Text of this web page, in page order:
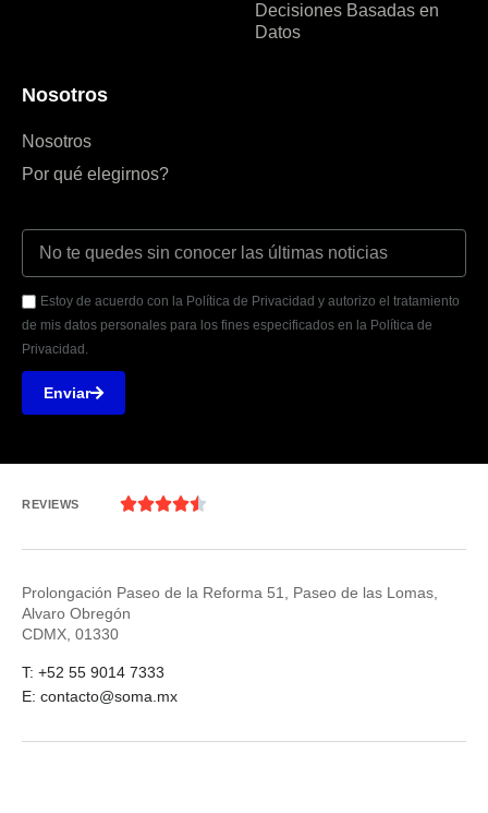
Decisiones Basadas en
Datos
Nosotros
Nosotros
Por qué elegirnos?
Estoy de acuerdo con la Política de Privacidad y autorizo el tratamiento
de mis datos personales para los fines especificados en la Política de
Privacidad.
Enviar
REVIEWS 
Prolongación Paseo de la Reforma 51, Paseo de las Lomas,
Alvaro Obregón
CDMX, 01330
T: +52 55 9014 7333
E: contacto@soma.mx